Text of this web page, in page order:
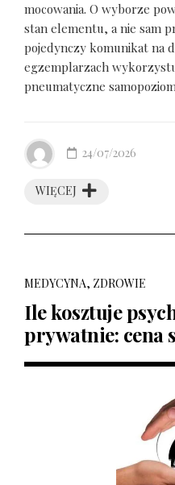
mocowania. O wyborze
stan elementu, a nie sam
pojedynczy komunikat na
egzemplarzach
pneumatyczne
WIĘCEJ
24/07/2026
MEDYCYNA, ZDROWIE
Ile kosztuje
prywatnie: cena